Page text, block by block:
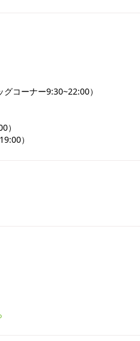
コーナー9:30~22:00）
）
）